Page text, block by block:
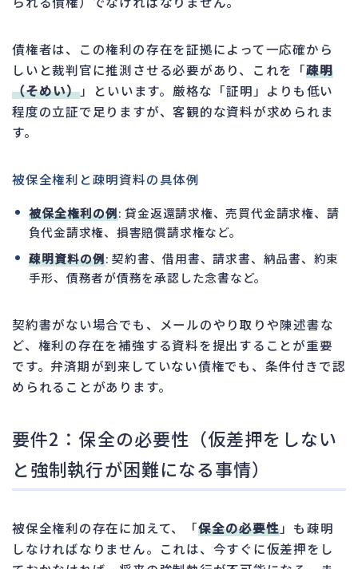
債権者は、この権利の存在を証拠によって一応確から
しいと裁判官に推測させる必要があり、これを「疎明
（そめい）」といいます。厳格な「証明」よりも低い
程度の立証で足りますが、客観的な資料が求められま
す。
被保全権利と疎明資料の具体例
被保全権利の例: 貸金返還請求権、売買代金請求権、請
負代金請求権、損害賠償請求権など。
疎明資料の例: 契約書、借用書、請求書、納品書、約束
手形、債務者が債務を承認した念書など。
契約書がない場合でも、メールのやり取りや陳述書な
ど、権利の存在を補強する資料を提出することが重要
です。弁済期が到来していない債権でも、条件付きで認
められることがあります。
要件2：保全の必要性（仮差押をしない
と強制執行が困難になる事情）
被保全権利の存在に加えて、「保全の必要性」も疎明
しなければなりません。これは、今すぐに仮差押をし